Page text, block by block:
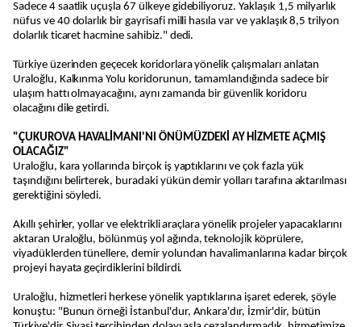
Sadece 4 saatlik uçuşla 67 ülkeye gidebiliyoruz. Yaklaşık 1,5 milyarlık
nüfus ve 40 dolarlık bir gayrisafi milli hasıla var ve yaklaşık 8,5 trilyon
dolarlık ticaret hacmine sahibiz." dedi.
Türkiye üzerinden geçecek koridorlara yönelik çalışmaları anlatan
Uraloğlu, Kalkınma Yolu koridorunun, tamamlandığında sadece bir
ulaşım hattı olmayacağını, aynı zamanda bir güvenlik koridoru
olacağını dile getirdi.
"ÇUKUROVA HAVALİMANI'NI ÖNÜMÜZDEKİ AY HİZMETE AÇMIŞ
OLACAĞIZ"
Uraloğlu, kara yollarında birçok iş yaptıklarını ve çok fazla yük
taşındığını belirterek, buradaki yükün demir yolları tarafına aktarılması
gerektiğini söyledi.
Akıllı şehirler, yollar ve elektrikli araçlara yönelik projeler yapacaklarını
aktaran Uraloğlu, bölünmüş yol ağında, teknolojik köprülere,
viyadüklerden tünellere, demir yolundan havalimanlarına kadar birçok
projeyi hayata geçirdiklerini bildirdi.
Uraloğlu, hizmetleri herkese yönelik yaptıklarına işaret ederek, şöyle
konuştu: "Bunun örneği İstanbul'dur, Ankara'dır, İzmir'dir, bütün